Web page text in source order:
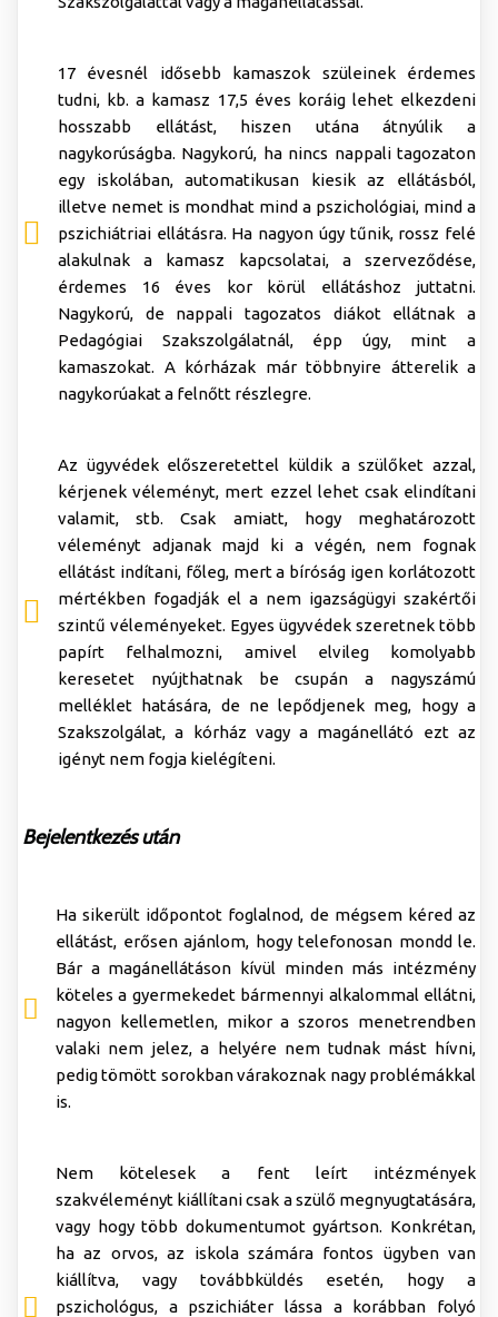
17 évesnél idősebb kamaszok szüleinek érdemes
tudni, kb. a kamasz 17,5 éves koráig lehet elkezdeni
hosszabb ellátást, hiszen utána átnyúlik a
nagykorúságba. Nagykorú, ha nincs nappali tagozaton
egy iskolában, automatikusan kiesik az ellátásból,
illetve nemet is mondhat mind a pszichológiai, mind a
pszichiátriai ellátásra. Ha nagyon úgy tűnik, rossz felé
alakulnak a kamasz kapcsolatai, a szerveződése,
érdemes 16 éves kor körül ellátáshoz juttatni.
Nagykorú, de nappali tagozatos diákot ellátnak a
Pedagógiai Szakszolgálatnál, épp úgy, mint a
kamaszokat. A kórházak már többnyire átterelik a
nagykorúakat a felnőtt részlegre.
Az ügyvédek előszeretettel küldik a szülőket azzal,
kérjenek véleményt, mert ezzel lehet csak elindítani
valamit, stb. Csak amiatt, hogy meghatározott
véleményt adjanak majd ki a végén, nem fognak
ellátást indítani, főleg, mert a bíróság igen korlátozott
mértékben fogadják el a nem igazságügyi szakértői
szintű véleményeket. Egyes ügyvédek szeretnek több
papírt felhalmozni, amivel elvileg komolyabb
keresetet nyújthatnak be csupán a nagyszámú
melléklet hatására, de ne lepődjenek meg, hogy a
Szakszolgálat, a kórház vagy a magánellátó ezt az
igényt nem fogja kielégíteni.
Bejelentkezés után
Ha sikerült időpontot foglalnod, de mégsem kéred az
ellátást, erősen ajánlom, hogy telefonosan mondd le.
Bár a magánellátáson kívül minden más intézmény
köteles a gyermekedet bármennyi alkalommal ellátni,
nagyon kellemetlen, mikor a szoros menetrendben
valaki nem jelez, a helyére nem tudnak mást hívni,
pedig tömött sorokban várakoznak nagy problémákkal
is.
Nem kötelesek a fent leírt intézmények
szakvéleményt kiállítani csak a szülő megnyugtatására,
vagy hogy több dokumentumot gyártson. Konkrétan,
ha az orvos, az iskola számára fontos ügyben van
kiállítva, vagy továbbküldés esetén, hogy a
pszichológus, a pszichiáter lássa a korábban folyó